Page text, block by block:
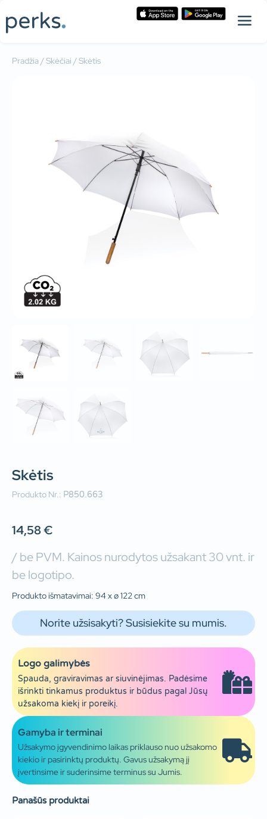
Pradžia/Skėčiai / Skėtis
Skėtis
Produkto Nr.: P850.663
14,58€
/ be PVM. Kainos nurodytos užsakant 30 vnt. ir
be logotipo.
Produkto išmatavimai: 94 x ø 122 cm
Norite užsisakyti? Susisiekite su mumis.
Logo galimybės
Spauda, graviravimas ar siuvinėjimas. Padėsime
išrinkti tinkamus produktus ir būdus pagal Jūsų
užsakoma kiekį ir poreikį.
Gamyba ir terminai
Užsakymo įgyvendinimo laikas priklauso nuo užsakomo
kiekio ir pasirinktų produktų. Gavus užsakymą jį
įvertinsime ir suderinsime terminus su Jumis.
Panašūs produktai